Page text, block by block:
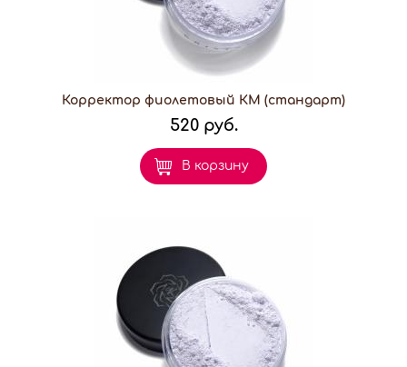
Корректор фиолетовый КМ (стандарт)
520 руб.
В корзину